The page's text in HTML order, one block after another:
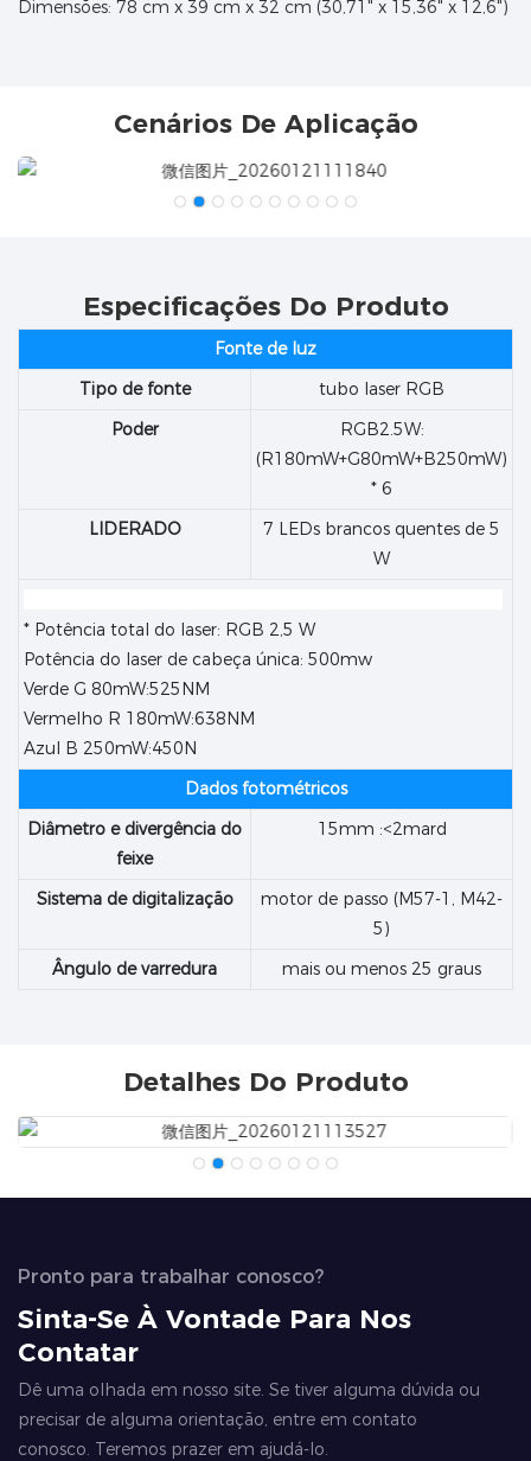
Dimensões: 78 cm x 39 cm x 32 cm (30,71" x 15,36" x 12,6")
Cenários De Aplicação
Especificações Do Produto
Fonte de luz
Tipo de fonte
tubo laser RGB
Poder
RGB2.5W:
(R180mW+G80mW+B250mW)
* 6
LIDERADO
7 LEDs brancos quentes de 5
W
* Potência total do laser: RGB 2,5 W
Potência do laser de cabeça única: 500mw
Verde G 80mW:525NM
Vermelho R 180mW:638NM
Azul B 250mW:450N
Dados fotométricos
Diâmetro e divergência do
feixe
15mm :<2mard
Sistema de digitalização
motor de passo (M57-1, M42-
5)
Ângulo de varredura
mais ou menos 25 graus
Detalhes Do Produto
Pronto para trabalhar conosco?
Sinta-Se À Vontade Para Nos
Contatar
Dê uma olhada em nosso site. Se tiver alguma dúvida ou
precisar de alguma orientação, entre em contato
conosco. Teremos prazer em ajudá-lo.